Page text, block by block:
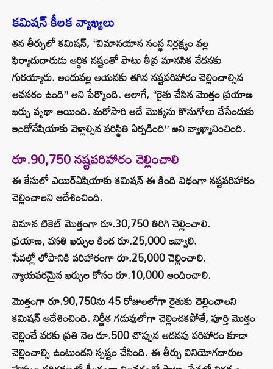
కమిషన్ కీలక వ్యాఖ్యలు
తన తీర్పులో కమిషన్, “విమానయాన సంస్థ నిర్లక్ష్యం వల్ల
ఫిర్యాదుదారుడు ఆర్థిక నష్టంతో పాటు తీవ్ర మానసిక వేదనకు
గురయ్యారు. అందువల్ల ఆయనకు తగిన నష్టపరిహారం చెల్లించాల్సిన
అవసరం ఉంది” అని పేర్కొంది. అలాగే, “రైతు చేసిన మొత్తం ప్రయాణ
ఖర్చు వృథా అయింది. మరోసారి అదే మొక్కను కొనుగోలు చేసేందుకు
ఇండోనేషియాకు వెళ్లాల్సిన పరిస్థితి ఏర్పడింది” అని వ్యాఖ్యానించింది.
రూ.90,750 నష్టపరిహారం చెల్లించాలి
ఈ కేసులో ఎయిర్‌ఏషియాకు కమిషన్ ఈ కింది విధంగా నష్టపరిహారం
చెల్లించాలని ఆదేశించింది.
విమాన టికెట్ మొత్తంగా రూ.30,750 తిరిగి చెల్లించాలి.
ప్రయాణ, వసతి ఖర్చుల కింద రూ.25,000 ఇవ్వాలి.
సేవల్లో లోపానికి పరిహారంగా రూ.25,000 చెల్లించాలి.
న్యాయపరమైన ఖర్చుల కోసం రూ.10,000 అందించాలి.
మొత్తంగా రూ.90,750ను 45 రోజులలోగా రైతుకు చెల్లించాలని
కమిషన్ ఆదేశించింది. నిర్ణీత గడువులోగా చెల్లించకపోతే, పూర్తి మొత్తం
చెల్లించే వరకు ప్రతి నెల రూ.500 చొప్పున అదనపు పరిహారం కూడా
చెల్లించాల్సి ఉంటుందని స్పష్టం చేసింది. ఈ తీర్పు వినియోగదారుల